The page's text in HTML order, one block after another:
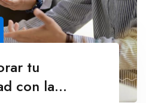
tu
con la